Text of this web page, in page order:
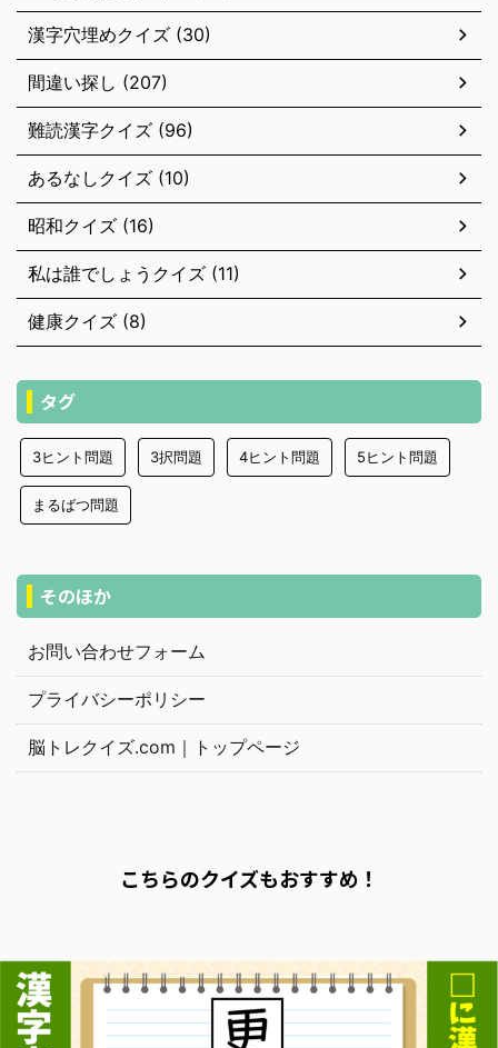
漢字穴埋めクイズ (30)
間違い探し (207)
難読漢字クイズ (96)
あるなしクイズ (10)
昭和クイズ (16)
私は誰でしょうクイズ (11)
健康クイズ (8)
タグ
3ヒント問題 3択問題 4ヒント問題 5ヒント問題
まるばつ問題
そのほか
お問い合わせフォーム
プライバシーポリシー
脳トレクイズ.com｜トップページ
こちらのクイズもおすすめ！